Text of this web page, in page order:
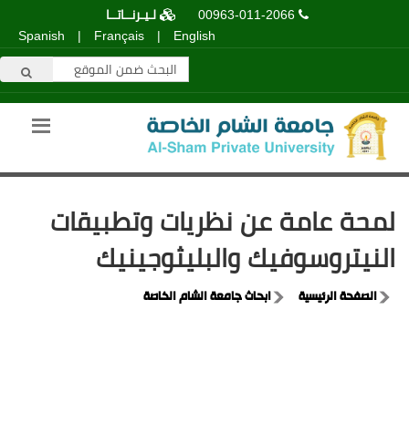
00963-011-2066
لـيـرنــاتــا
English
|
Français
|
Spanish
لمحة عامة عن نظريات وتطبيقات
النيتروسوفيك والبليثوجينيك
الصفحة الرئيسية ابحاث جامعة الشام الخاصة